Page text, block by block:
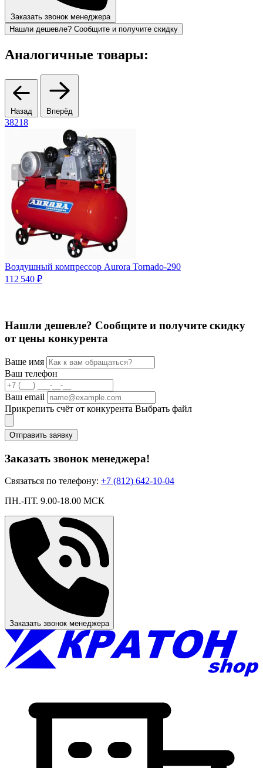
Заказать звонок менеджера
Нашли дешевле? Сообщите и получите скидку
Аналогичные товары:
Назад Вперёд
38218
Воздушный компрессор Aurora Tornado-290
112 540 ₽
Нашли дешевле? Сообщите и получите скидку
от цены конкурента
Ваше имя
Ваш телефон
Ваш email
Прикрепить счёт от конкурента Выбрать файл
Отправить заявку
Заказать звонок менеджера!
Связаться по телефону: +7 (812) 642-10-04
ПН.-ПТ. 9.00-18.00 МСК
Заказать звонок менеджера